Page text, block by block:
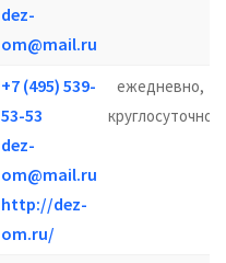
dez-
om@mail.ru
+7 (495) 539-
53-53
dez-
om@mail.ru
http://dez-
om.ru/
ежедневно,
круглосуточно